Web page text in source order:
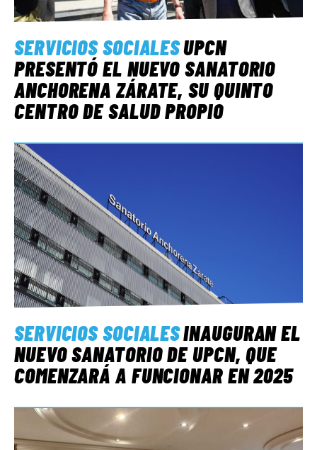
SERVICIOS SOCIALESUPCN
PRESENTÓ EL NUEVO SANATORIO
ANCHORENA ZÁRATE, SU QUINTO
CENTRO DE SALUD PROPIO
SERVICIOS SOCIALESINAUGURAN EL
NUEVO SANATORIO DE UPCN, QUE
COMENZARÁ A FUNCIONAR EN 2025